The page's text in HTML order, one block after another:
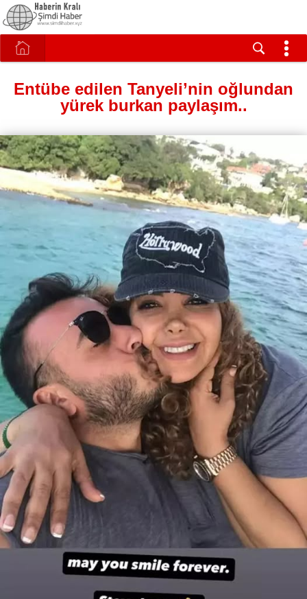
Entübe edilen Tanyeli’nin oğlundan
yürek burkan paylaşım..